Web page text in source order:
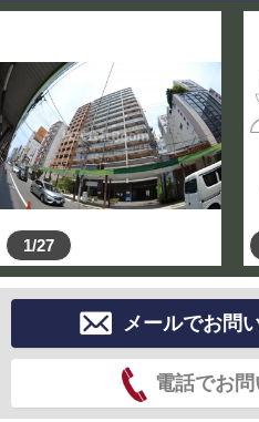
1/27
メールでお問
電話でお